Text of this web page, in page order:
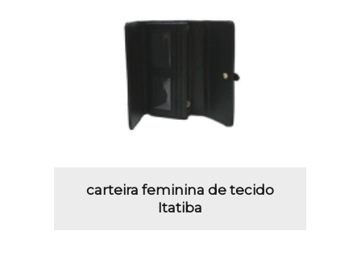
carteira feminina de tecido
Itatiba